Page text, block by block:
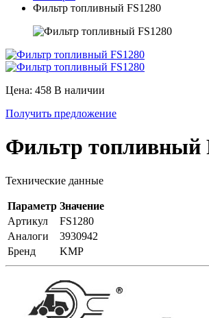
Фильтр топливный FS1280
Цена: 458 В наличии
Получить предложение
Фильтр топливный
Технические данные
Параметр Значение
Артикул
FS1280
Аналоги
3930942
Бренд
KMP